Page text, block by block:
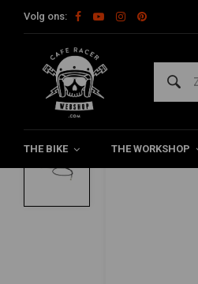
Volg ons:
THE BIKE THE WORKSHOP
Home Bromfiets
SUPERTEC
Kabel Achterrem